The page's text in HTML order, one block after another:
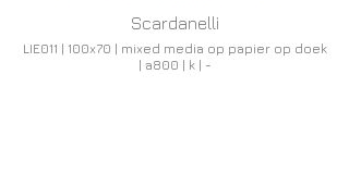
Scardanelli
LIE011 | 100x70 | mixed media op papier op doek
| a800 | k | -